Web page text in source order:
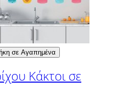
σε Αγαπημένα
Κάκτοι σε